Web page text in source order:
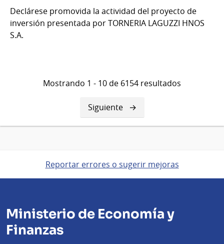
Declárese promovida la actividad del proyecto de
inversión presentada por TORNERIA LAGUZZI HNOS
S.A.
Mostrando 1 - 10 de 6154 resultados
Siguiente
página
Siguiente
Reportar errores o sugerir mejoras
Ministerio de Economía y
Finanzas